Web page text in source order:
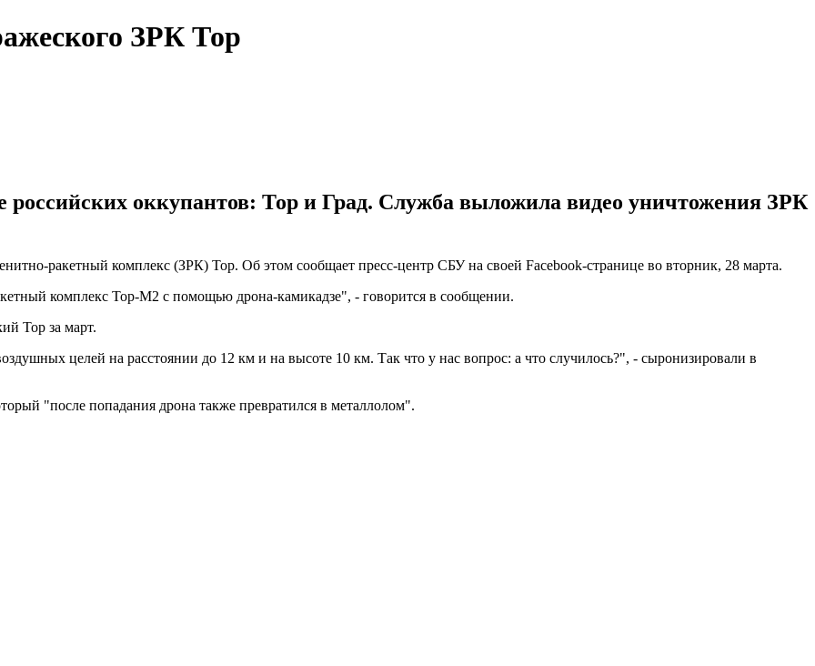
ЗРК Тор
оккупантов: Тор и Град. Служба выложила видео уничтожения ЗРК
ракетный комплекс (ЗРК) Тор. Об этом сообщает пресс-центр СБУ на своей Facebook-странице во вторник, 28 марта.
комплекс Тор-М2 с помощью дрона-камикадзе", - говорится в сообщении.
Тор за март.
целей на расстоянии до 12 км и на высоте 10 км. Так что у нас вопрос: а что случилось?", - сыронизировали в
"после попадания дрона также превратился в металлолом".